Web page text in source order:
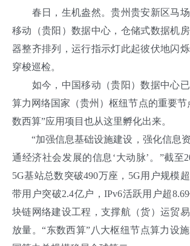
春日，生机盎然。贵州贵安新区马
移动（贵阳）数据中心，仓储式数据机
器整齐排列，运行指示灯此起彼伏地闪
穿梭巡检。
如今，中国移动（贵阳）数据中心
算力网络国家（贵州）枢纽节点的重要节
数西算”应用项目也从这里孵化出来。
“加强信息基础设施建设，强化信息
通经济社会发展的信息‘大动脉’。”截至
5G基站总数突破490万座，5G用户规模
带用户突破2.4亿户，IPv6活跃用户超
块链网络建设工程，支撑航（货）运贸
放量。“东数西算”八大枢纽节点算力设